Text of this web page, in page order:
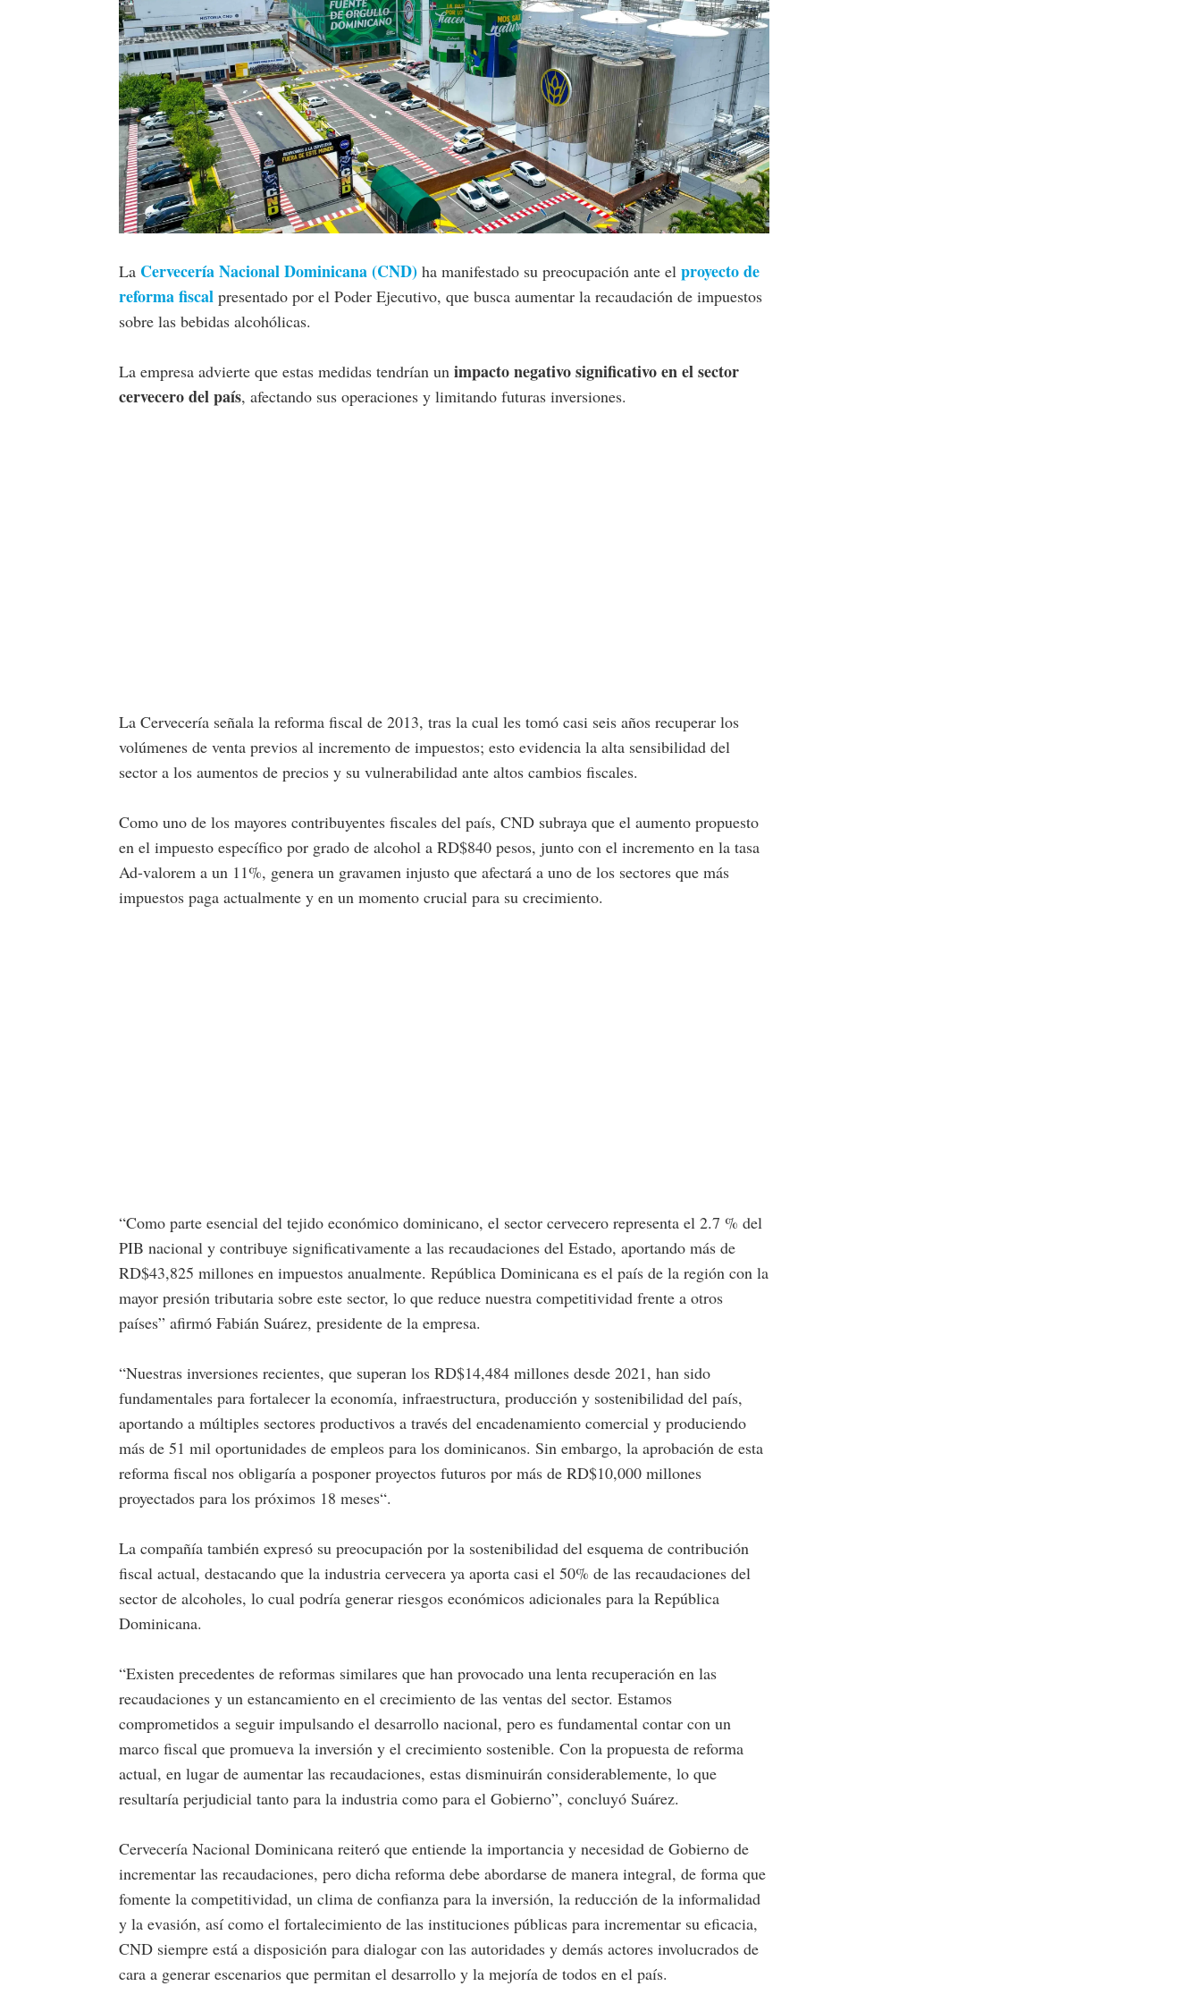
La Cervecería Nacional Dominicana (CND) ha manifestado su preocupación ante el proyecto de
reforma fiscal presentado por el Poder Ejecutivo, que busca aumentar la recaudación de impuestos
sobre las bebidas alcohólicas.
La empresa advierte que estas medidas tendrían un impacto negativo significativo en el sector
cervecero del país, afectando sus operaciones y limitando futuras inversiones.
La Cervecería señala la reforma fiscal de 2013, tras la cual les tomó casi seis años recuperar los
volúmenes de venta previos al incremento de impuestos; esto evidencia la alta sensibilidad del
sector a los aumentos de precios y su vulnerabilidad ante altos cambios fiscales.
Como uno de los mayores contribuyentes fiscales del país, CND subraya que el aumento propuesto
en el impuesto específico por grado de alcohol a RD$840 pesos, junto con el incremento en la tasa
Ad-valorem a un 11%, genera un gravamen injusto que afectará a uno de los sectores que más
impuestos paga actualmente y en un momento crucial para su crecimiento.
“Como parte esencial del tejido económico dominicano, el sector cervecero representa el 2.7 % del
PIB nacional y contribuye significativamente a las recaudaciones del Estado, aportando más de
RD$43,825 millones en impuestos anualmente. República Dominicana es el país de la región con la
mayor presión tributaria sobre este sector, lo que reduce nuestra competitividad frente a otros
países” afirmó Fabián Suárez, presidente de la empresa.
“Nuestras inversiones recientes, que superan los RD$14,484 millones desde 2021, han sido
fundamentales para fortalecer la economía, infraestructura, producción y sostenibilidad del país,
aportando a múltiples sectores productivos a través del encadenamiento comercial y produciendo
más de 51 mil oportunidades de empleos para los dominicanos. Sin embargo, la aprobación de esta
reforma fiscal nos obligaría a posponer proyectos futuros por más de RD$10,000 millones
proyectados para los próximos 18 meses“.
La compañía también expresó su preocupación por la sostenibilidad del esquema de contribución
fiscal actual, destacando que la industria cervecera ya aporta casi el 50% de las recaudaciones del
sector de alcoholes, lo cual podría generar riesgos económicos adicionales para la República
Dominicana.
“Existen precedentes de reformas similares que han provocado una lenta recuperación en las
recaudaciones y un estancamiento en el crecimiento de las ventas del sector. Estamos
comprometidos a seguir impulsando el desarrollo nacional, pero es fundamental contar con un
marco fiscal que promueva la inversión y el crecimiento sostenible. Con la propuesta de reforma
actual, en lugar de aumentar las recaudaciones, estas disminuirán considerablemente, lo que
resultaría perjudicial tanto para la industria como para el Gobierno”, concluyó Suárez.
Cervecería Nacional Dominicana reiteró que entiende la importancia y necesidad de Gobierno de
incrementar las recaudaciones, pero dicha reforma debe abordarse de manera integral, de forma que
fomente la competitividad, un clima de confianza para la inversión, la reducción de la informalidad
y la evasión, así como el fortalecimiento de las instituciones públicas para incrementar su eficacia,
CND siempre está a disposición para dialogar con las autoridades y demás actores involucrados de
cara a generar escenarios que permitan el desarrollo y la mejoría de todos en el país.